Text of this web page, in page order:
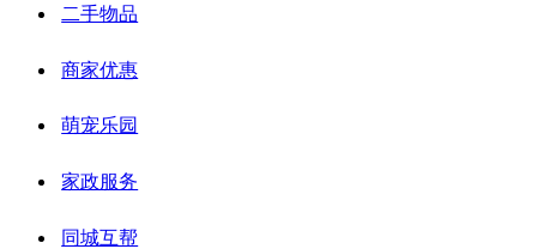
二手物品
商家优惠
萌宠乐园
家政服务
同城互帮